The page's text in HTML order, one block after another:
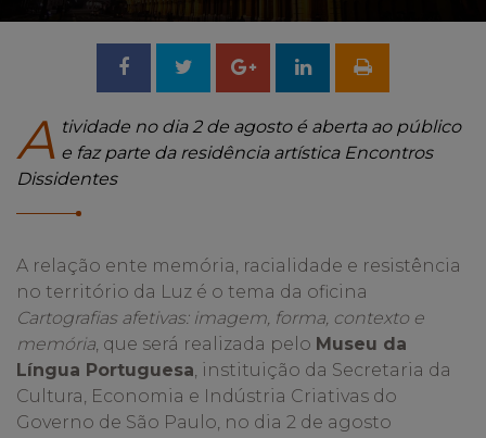
Compartilhar
Facebook
TweetarCompartilhar
Google
A tividade no dia 2 de agosto é aberta ao público
e faz parte da residência artística Encontros
Dissidentes
A relação ente memória, racialidade e resistência
no território da Luz é o tema da oficina
Cartografias afetivas: imagem, forma, contexto e
memória, que será realizada pelo Museu da
Língua Portuguesa, instituição da Secretaria da
Cultura, Economia e Indústria Criativas do
Governo de São Paulo, no dia 2 de agosto